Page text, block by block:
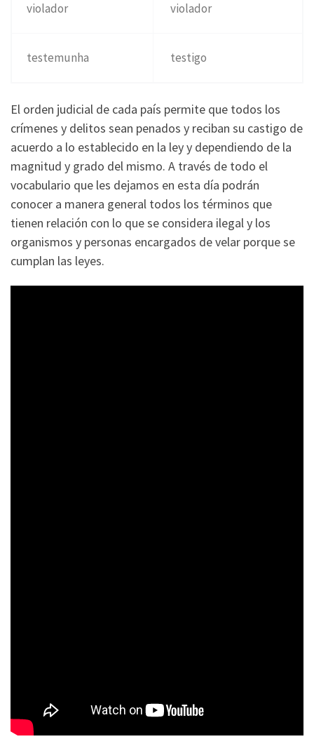
violador violador
testemunha testigo
El orden judicial de cada país permite que todos los
crímenes y delitos sean penados y reciban su castigo de
acuerdo a lo establecido en la ley y dependiendo de la
magnitud y grado del mismo. A través de todo el
vocabulario que les dejamos en esta día podrán
conocer a manera general todos los términos que
tienen relación con lo que se considera ilegal y los
organismos y personas encargados de velar porque se
cumplan las leyes.